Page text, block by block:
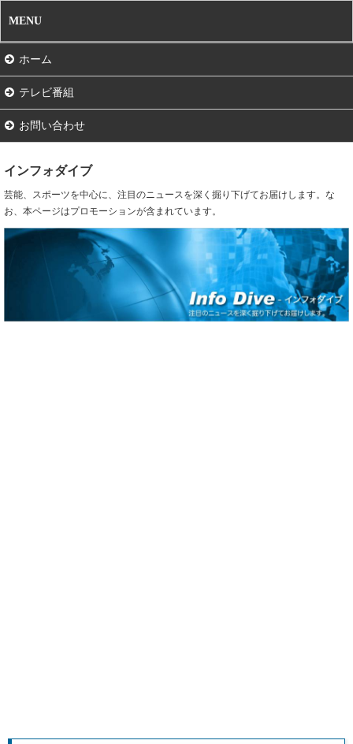
MENU
ホーム
テレビ番組
お問い合わせ
インフォダイブ
芸能、スポーツを中心に、注目のニュースを深く掘り下げてお届けします。な
お、本ページはプロモーションが含まれています。